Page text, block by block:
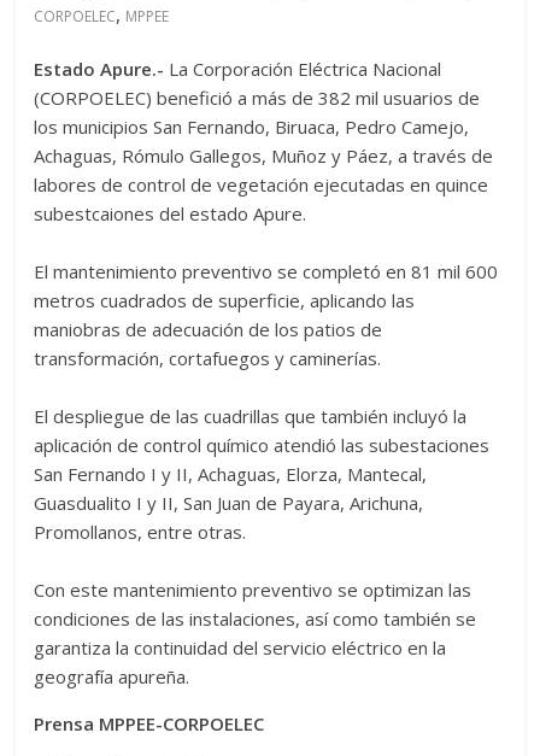
CORPOELEC, MPPEE
‎Estado Apure.- La Corporación Eléctrica Nacional
(CORPOELEC) benefició a más de 382 mil usuarios de
los municipios San Fernando, Biruaca, Pedro Camejo,
Achaguas, Rómulo Gallegos, Muñoz y Páez, a través de
labores de control de vegetación ejecutadas en quince
subestcaiones del estado Apure.
‎El mantenimiento preventivo se completó en 81 mil 600
metros cuadrados de superficie, aplicando las
maniobras de adecuación de los patios de
transformación, cortafuegos y caminerías.
‎El despliegue de las cuadrillas que también incluyó la
aplicación de control químico atendió las subestaciones
San Fernando I y II, Achaguas, Elorza, Mantecal,
Guasdualito I y II, San Juan de Payara, Arichuna,
Promollanos, entre otras.
‎Con este mantenimiento preventivo se optimizan las
condiciones de las instalaciones, así como también se
garantiza la continuidad del servicio eléctrico en la
geografía apureña.
Prensa MPPEE-CORPOELEC